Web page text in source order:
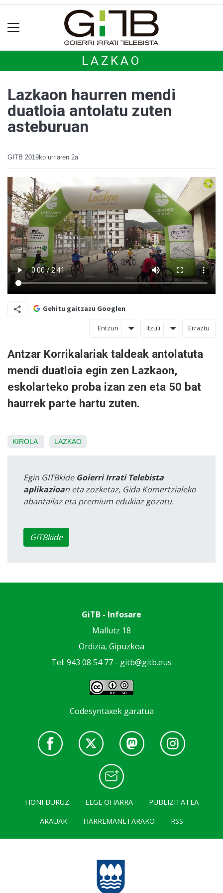
LAZKAO
Lazkaon haurren mendi
duatloia antolatu zuten
asteburuan
GITB 2019ko urriaren 2a
Gehitu gaitzazu Googlen
Entzun Itzuli Erraztu
Antzar Korrikalariak taldeak antolatuta
mendi duatloia egin zen Lazkaon,
eskolarteko proba izan zen eta 50 bat
haurrek parte hartu zuten.
KIROLA LAZKAO
Egin GITBkide Goierri Irrati Telebista
aplikazioan eta zozketaz, Gida Komertzialeko
abantailaz eta premium edukiaz gozatu.
GITBkide
GiTB - Infosare
Mallutz 18
Ordizia, Gipuzkoa
Tel: 943 08 54 77 - gitb@gitb.eus
Codesyntaxek garatua
HONI BURUZ LEGE OHARRA
PUBLIZITATEA
ARAUAK
HARREMANETARAKO RSS